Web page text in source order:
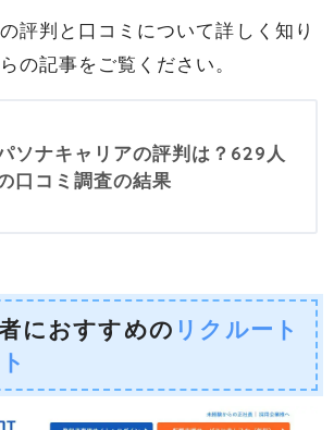
評判と口コミについて詳しく知り
の記事をご覧ください。
ソナキャリアの評判は？629人
口コミ調査の結果
におすすめの リクルート